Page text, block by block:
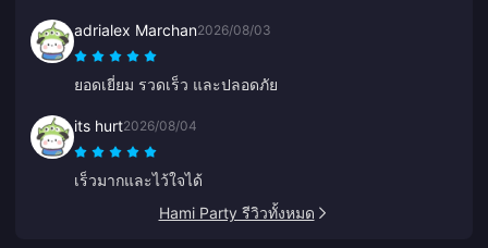
adrialex Marchan2026/08/03
ยอดเยี่ยม รวดเร็ว และปลอดภัย
its hurt2026/08/04
เร็วมากและไว้ใจได้
Hami Party รีวิวทั้งหมด